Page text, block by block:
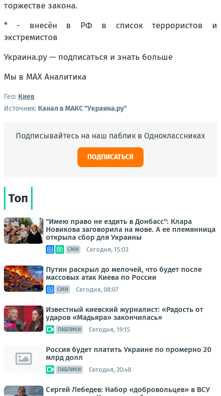
торжестве закона.
* - внесён в РФ в список террористов и
экстремистов
Украина.ру — подписаться и знать больше
Мы в MAX Аналитика
Гео: Киев
Источник: Канал в МАКС "Украина.ру"
Подписывайтесь на наш паблик в Одноклассниках
ПОДПИСАТЬСЯ
Топ
"Имею право не ездить в Донбасс": Клара
Новикова заговорила на мове. А ее племянница
открыла сбор для Украины
СМИ Сегодня, 15:03
Путин раскрыл до мелочей, что будет после
массовых атак Киева по России
СМИ Сегодня, 08:07
Известный киевский журналист: «Радость от
ударов «Мадьяра» закончилась»
ПАБЛИКИ Сегодня, 19:15
Россия будет платить Украине по промерно 20
млрд долл
ПАБЛИКИ Сегодня, 20:48
Сергей Лебедев: Набор «добровольцев» в ВСУ